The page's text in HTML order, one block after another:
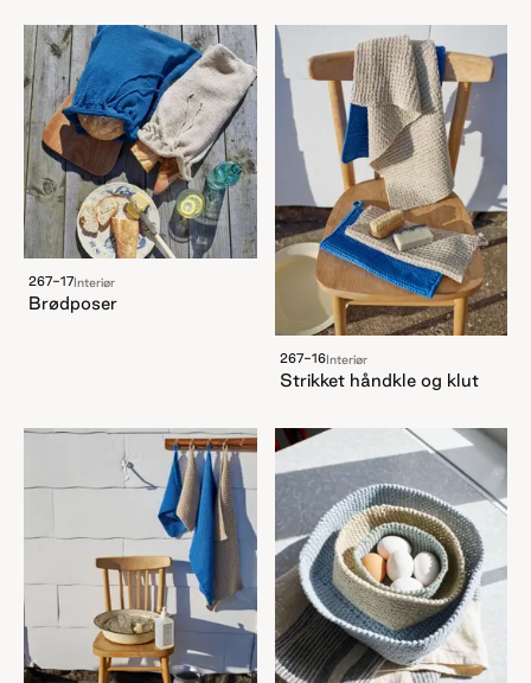
267-17Interiør
Brødposer
267-16Interiør
Strikket håndkle og klut